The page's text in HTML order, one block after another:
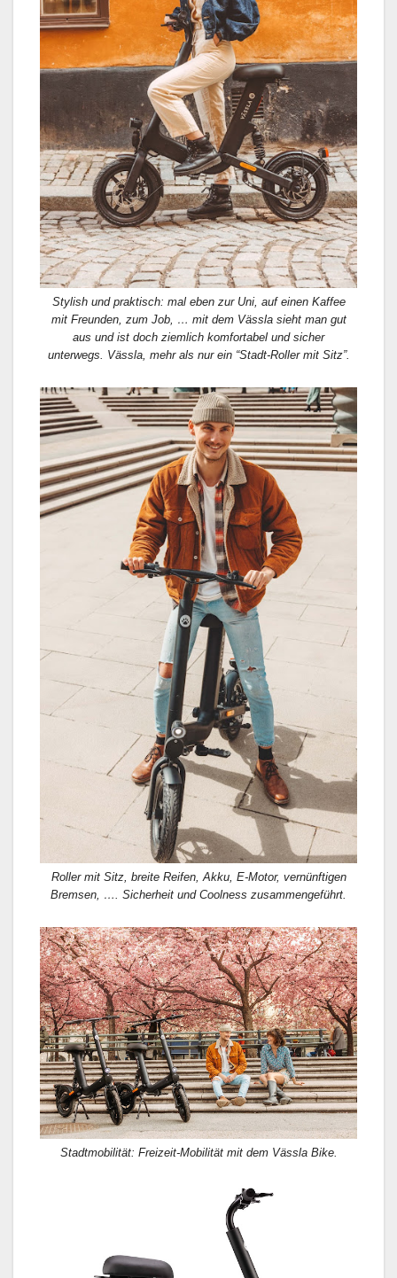
Stylish und praktisch: mal eben zur Uni, auf einen Kaffee
mit Freunden, zum Job, … mit dem Vässla sieht man gut
aus und ist doch ziemlich komfortabel und sicher
unterwegs. Vässla, mehr als nur ein “Stadt-Roller mit Sitz”.
Roller mit Sitz, breite Reifen, Akku, E-Motor, vernünftigen
Bremsen, …. Sicherheit und Coolness zusammengeführt.
Stadtmobilität: Freizeit-Mobilität mit dem Vässla Bike.